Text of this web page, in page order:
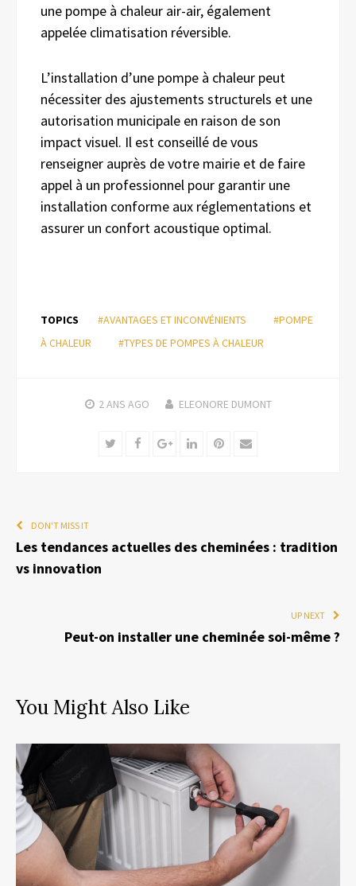
une pompe à chaleur air-air, également
appelée climatisation réversible.
L’installation d’une pompe à chaleur peut
nécessiter des ajustements structurels et une
autorisation municipale en raison de son
impact visuel. Il est conseillé de vous
renseigner auprès de votre mairie et de faire
appel à un professionnel pour garantir une
installation conforme aux réglementations et
assurer un confort acoustique optimal.
TOPICS #AVANTAGES ET INCONVÉNIENTS
#POMPE
À CHALEUR
#TYPES DE POMPES À CHALEUR
2 ANS AGO ELEONORE DUMONT
TwitterFacebookGoogle+LinkedInPinterest
Email
DON'T MISS IT
Les tendances actuelles des cheminées : tradition
vs innovation
UP NEXT
Peut-on installer une cheminée soi-même ?
You Might Also Like